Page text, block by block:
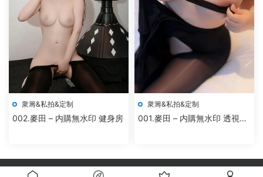
衆籌&私拍&定制
002.麥田 – 内購無水印 健身房
衆籌&私拍&定制
001.麥田 – 内購無水印 透視黑